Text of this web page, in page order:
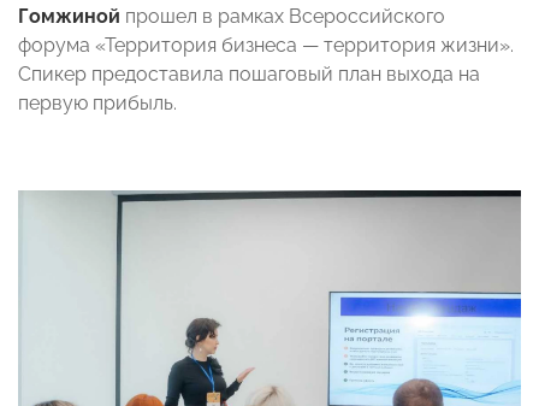
Гомжиной прошел в рамках Всероссийского
форума «Территория бизнеса — территория жизни».
Спикер предоставила пошаговый план выхода на
первую прибыль.